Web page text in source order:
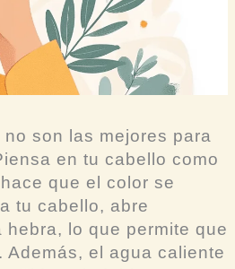
son las mejores para
en tu cabello como
que el color se
tu cabello, abre
lo que permite que
el agua caliente